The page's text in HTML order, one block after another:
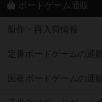
ボードゲーム通販
新作・再入荷情報
定番ボードゲームの通
国産ボードゲームの通